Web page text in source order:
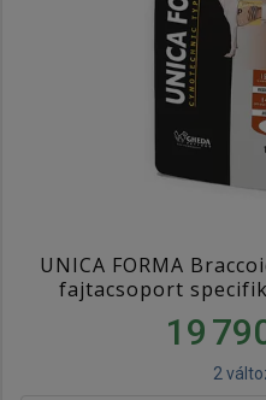
UNICA FORMA
fajtacsoport
19
2